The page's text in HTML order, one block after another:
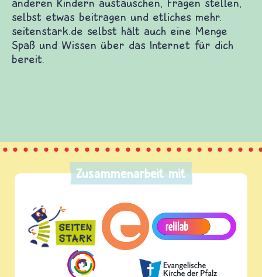
zu vielen guten Kinderwebsites. Dort
Filme auf dich und Informationen zu vielen
Du kannst dich mit anderen Kindern
stellen, selbst etwas beitragen und etliches
selbst hält auch eine Menge Spaß und Wissen
Zusammenarbeit mit